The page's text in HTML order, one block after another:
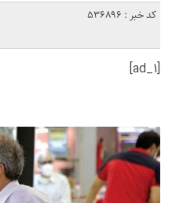
کد خبر : 536896
[ad_1]